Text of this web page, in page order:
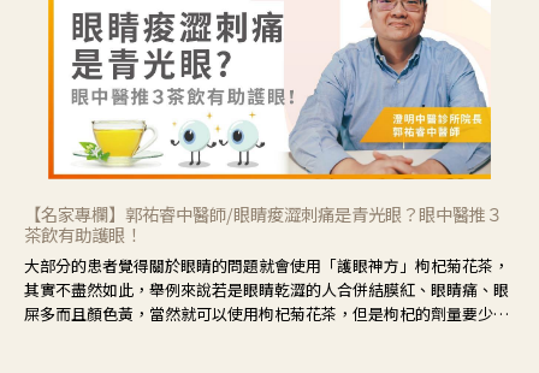
【名家專欄】郭祐睿中醫師/眼睛痠澀刺痛是青光眼？眼中醫推３
茶飲有助護眼！
大部分的患者覺得關於眼睛的問題就會使用「護眼神方」枸杞菊花茶，
其實不盡然如此，舉例來說若是眼睛乾澀的人合併結膜紅、眼睛痛、眼
屎多而且顏色黃，當然就可以使用枸杞菊花茶，但是枸杞的劑量要少，